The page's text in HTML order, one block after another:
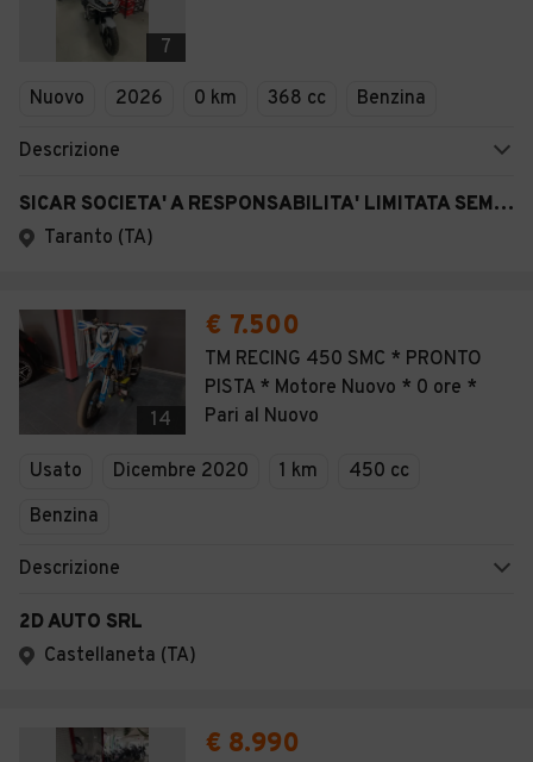
7
Nuovo 2026 0 km 368 cc Benzina
Descrizione
SICAR SOCIETA' A RESPONSABILITA' LIMITATA SEMPLIFICATA
Taranto (TA)
14
€ 7.500
TM RECING 450 SMC * PRONTO
PISTA * Motore Nuovo * 0 ore *
Pari al Nuovo
Usato Dicembre 2020 1 km
450 cc
Benzina
Descrizione
2D AUTO SRL
Castellaneta (TA)
€ 8.990